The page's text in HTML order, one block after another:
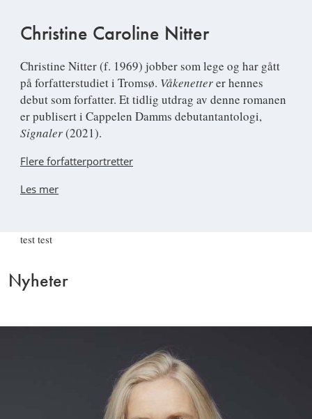
Christine Caroline Nitter
Christine Nitter(f. 1969) jobber som lege og har gått
på forfatterstudiet i Tromsø. Våkenetterer hennes
debut som forfatter. Et tidlig utdrag av denne romanen
er publisert i Cappelen Damms debutantantologi,
Signaler(2021).
Flere forfatterportretter
Les mer
test test
Nyheter